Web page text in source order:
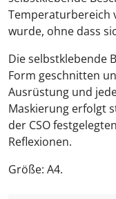
Temperaturbereich
wurde, ohne dass
Die selbstklebende
Form geschnitten
Ausrüstung und
Maskierung erfolgt
der CSO
Reflexionen.
Größe: A4.